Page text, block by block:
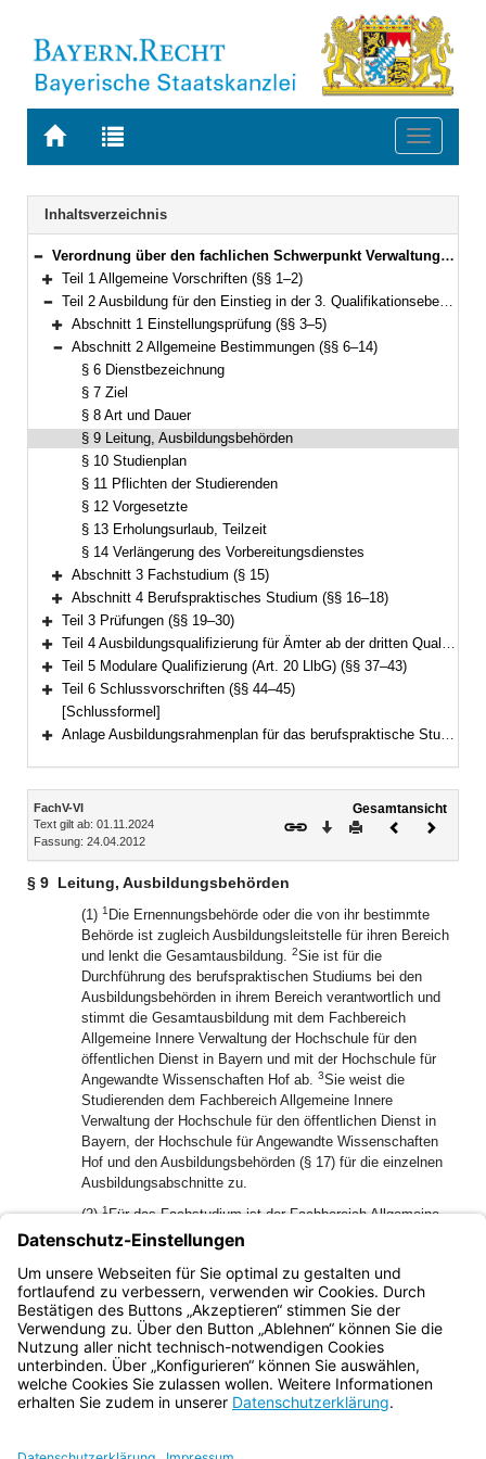
Zur
BAYERN.RECHT
Zur
letzten
Suche
Toggle
Navigation
Inhaltsverzeichnis
Bereich reduzieren
Verordnung über den fachlichen Schwerpunkt Verwaltungsinformatik (Fachverordnung Verwaltungsinformatik – FachV-VI) Vom 24. April 2012 (GVBl. S. 159) BayRS 2038-3-1-6-F (§§ 1–45)
Bereich erweitern
Teil 1 Allgemeine Vorschriften (§§ 1–2)
Bereich reduzieren
Teil 2 Ausbildung für den Einstieg in der 3. Qualifikationsebene (§§ 3–18)
Bereich erweitern
Abschnitt 1 Einstellungsprüfung (§§ 3–5)
Bereich reduzieren
Abschnitt 2 Allgemeine Bestimmungen (§§ 6–14)
§ 6 Dienstbezeichnung
§ 7 Ziel
§ 8 Art und Dauer
§ 9 Leitung, Ausbildungsbehörden
§ 10 Studienplan
§ 11 Pflichten der Studierenden
§ 12 Vorgesetzte
§ 13 Erholungsurlaub, Teilzeit
§ 14 Verlängerung des Vorbereitungsdienstes
Bereich erweitern
Abschnitt 3 Fachstudium (§ 15)
Bereich erweitern
Abschnitt 4 Berufspraktisches Studium (§§ 16–18)
Bereich erweitern
Teil 3 Prüfungen (§§ 19–30)
Bereich erweitern
Teil 4 Ausbildungsqualifizierung für Ämter ab der dritten Qualifikationsebene (Art. 37 LlbG) (§§ 31–36)
Bereich erweitern
Teil 5 Modulare Qualifizierung (Art. 20 LlbG) (§§ 37–43)
Bereich erweitern
Teil 6 Schlussvorschriften (§§ 44–45)
[Schlussformel]
Anlage Ausbildungsrahmenplan für das berufspraktische Studium
Inhalt
FachV-VI
Text gilt ab: 01.11.2024
Fassung: 24.04.2012
Gesamtansicht
Download
DruckenVorheriges
§ 9 Leitung, Ausbildungsbehörden
(1) 1 Die Ernennungsbehörde oder die von ihr bestimmte
Behörde ist zugleich Ausbildungsleitstelle für ihren Bereich
und lenkt die Gesamtausbildung. 2Sie ist für die
Durchführung des berufspraktischen Studiums bei den
Ausbildungsbehörden in ihrem Bereich verantwortlich und
stimmt die Gesamtausbildung mit dem Fachbereich
Allgemeine Innere Verwaltung der Hochschule für den
öffentlichen Dienst in Bayern und mit der Hochschule für
Angewandte Wissenschaften Hof ab. 3Sie weist die
Studierenden dem Fachbereich Allgemeine Innere
Verwaltung der Hochschule für den öffentlichen Dienst in
Bayern, der Hochschule für Angewandte Wissenschaften
Hof und den Ausbildungsbehörden (§ 17) für die einzelnen
Ausbildungsabschnitte zu.
(2)1Für das Fachstudium ist der Fachbereich Allgemeine
Innere Verwaltung der Hochschule für den öffentlichen
Dienst in Bayern verantwortlich.
Organisation des Fachstudiums mit der Hochschule für
Angewandte Wissenschaften Hof ab.
Bayern.de
BayernPortal